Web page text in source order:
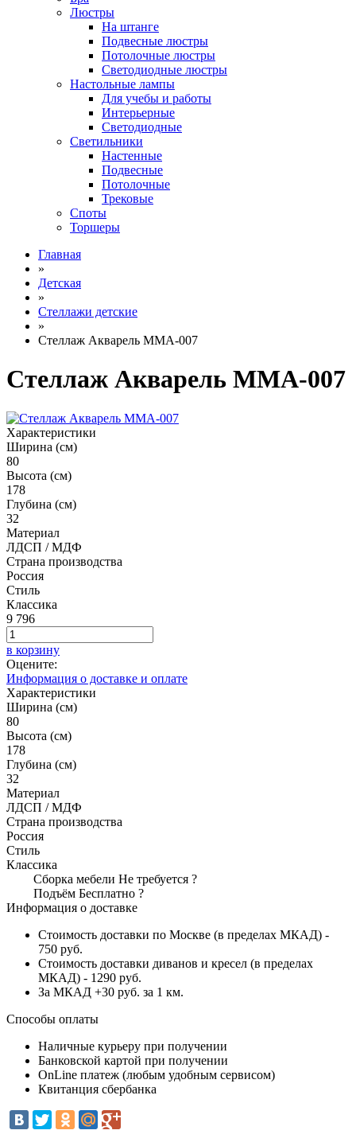
Люстры
На штанге
Подвесные люстры
Потолочные люстры
Светодиодные люстры
Настольные лампы
Для учебы и работы
Интерьерные
Светодиодные
Светильники
Настенные
Подвесные
Потолочные
Трековые
Споты
Торшеры
Главная
»
Детская
»
Стеллажи детские
»
Стеллаж Акварель MMA-007
Стеллаж Акварель MMA-007
Характеристики
Ширина (см)
80
Высота (см)
178
Глубина (см)
32
Материал
ЛДСП / МДФ
Страна производства
Россия
Стиль
Классика
9 796
в корзину
Оцените:
Информация о доставке и оплате
Характеристики
Ширина (см)
80
Высота (см)
178
Глубина (см)
32
Материал
ЛДСП / МДФ
Страна производства
Россия
Стиль
Классика
Сборка мебели Не требуется ?
Подъём Бесплатно ?
Информация о доставке
Стоимость доставки по Москве (в пределах МКАД) -
750 руб.
Стоимость доставки диванов и кресел (в пределах
МКАД) - 1290 руб.
За МКАД +30 руб. за 1 км.
Способы оплаты
Наличные курьеру при получении
Банковской картой при получении
OnLine платеж (любым удобным сервисом)
Квитанция сбербанка